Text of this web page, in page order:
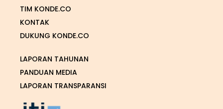
TIM KONDE.CO
KONTAK
DUKUNG KONDE.CO
LAPORAN TAHUNAN
PANDUAN MEDIA
LAPORAN TRANSPARANSI